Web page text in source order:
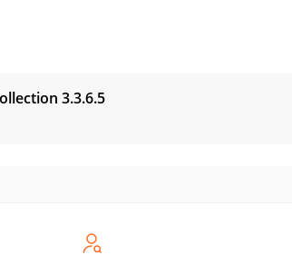
3.3.6.5